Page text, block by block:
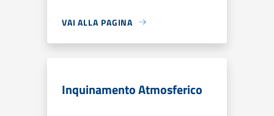
VAI ALLA PAGINA
Inquinamento Atmosferico